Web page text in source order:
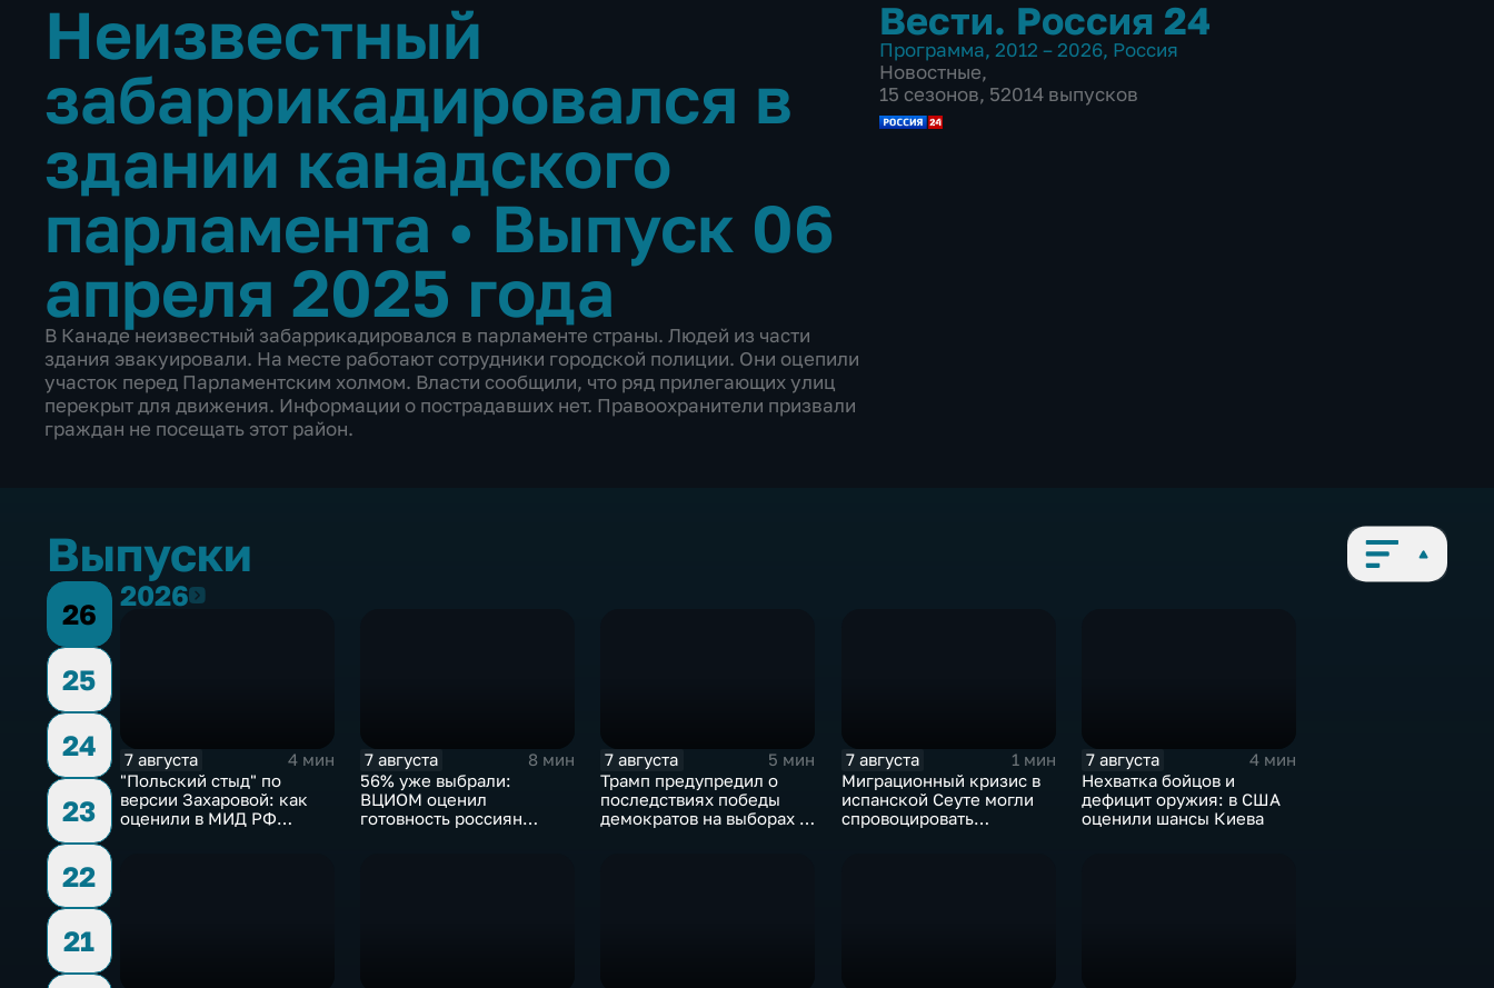
Неизвестный
забаррикадировался в
здании канадского
парламента • Выпуск 06
апреля 2025 года
В Канаде неизвестный забаррикадировался в парламенте страны. Людей из части
здания эвакуировали. На месте работают сотрудники городской полиции. Они оцепили
участок перед Парламентским холмом. Власти сообщили, что ряд прилегающих улиц
перекрыт для движения. Информации о пострадавших нет. Правоохранители призвали
граждан не посещать этот район.
Вести. Россия 24
Программа, 2012 – 2026, Россия
Новостные,
15 сезонов, 52014 выпусков
Выпуски
26
25
24
23
22
21
20262026
7 августа
4 мин
"Польский стыд" по
версии Захаровой: как
оценили в МИД РФ
7 августа
8 мин
56% уже выбрали:
ВЦИОМ оценил
готовность россиян
7 августа
5 мин
Трамп предупредил о
последствиях победы
демократов на выборах в
7 августа
1 мин
Миграционный кризис в
испанской Сеуте могли
спровоцировать
7 августа
4 мин
Нехватка бойцов и
дефицит оружия: в США
оценили шансы Киева